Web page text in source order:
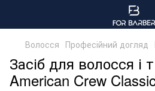
Волосся Професійний догляд
Засіб для волосся і
American Crew